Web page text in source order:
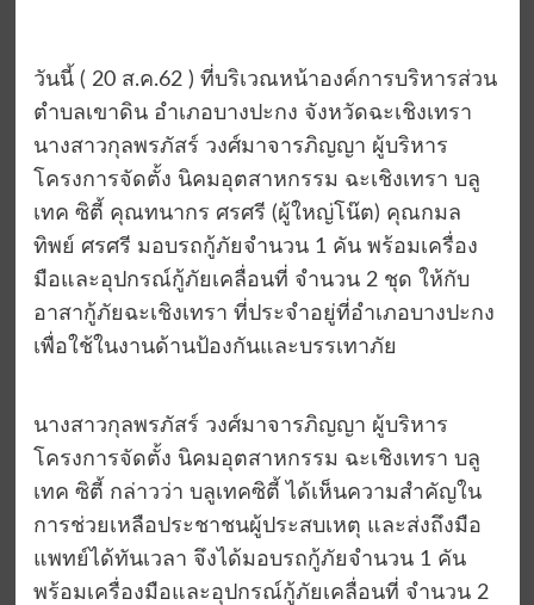
วันนี้ ( 20 ส.ค.62 ) ที่บริเวณหน้าองค์การบริหารส่วน
ตำบลเขาดิน อำเภอบางปะกง จังหวัดฉะเชิงเทรา
นางสาวกุลพรภัสร์ วงศ์มาจารภิญญา ผู้บริหาร
โครงการจัดตั้ง นิคมอุตสาหกรรม ฉะเชิงเทรา บลู
เทค ซิตี้ คุณทนากร ศรศรี (ผู้ใหญ่โน๊ต) คุณกมล
ทิพย์ ศรศรี มอบรถกู้ภัยจำนวน 1 คัน พร้อมเครื่อง
มือและอุปกรณ์กู้ภัยเคลื่อนที่ จำนวน 2 ชุด ให้กับ
อาสากู้ภัยฉะเชิงเทรา ที่ประจำอยู่ที่อำเภอบางปะกง
เพื่อใช้ในงานด้านป้องกันและบรรเทาภัย
นางสาวกุลพรภัสร์ วงศ์มาจารภิญญา ผู้บริหาร
โครงการจัดตั้ง นิคมอุตสาหกรรม ฉะเชิงเทรา บลู
เทค ซิตี้ กล่าวว่า บลูเทคซิตี้ ได้เห็นความสำคัญใน
การช่วยเหลือประชาชนผู้ประสบเหตุ และส่งถึงมือ
แพทย์ได้ทันเวลา จึงได้มอบรถกู้ภัยจำนวน 1 คัน
พร้อมเครื่องมือและอุปกรณ์กู้ภัยเคลื่อนที่ จำนวน 2